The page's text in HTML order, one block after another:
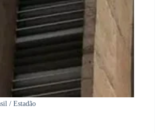
/ Estadão